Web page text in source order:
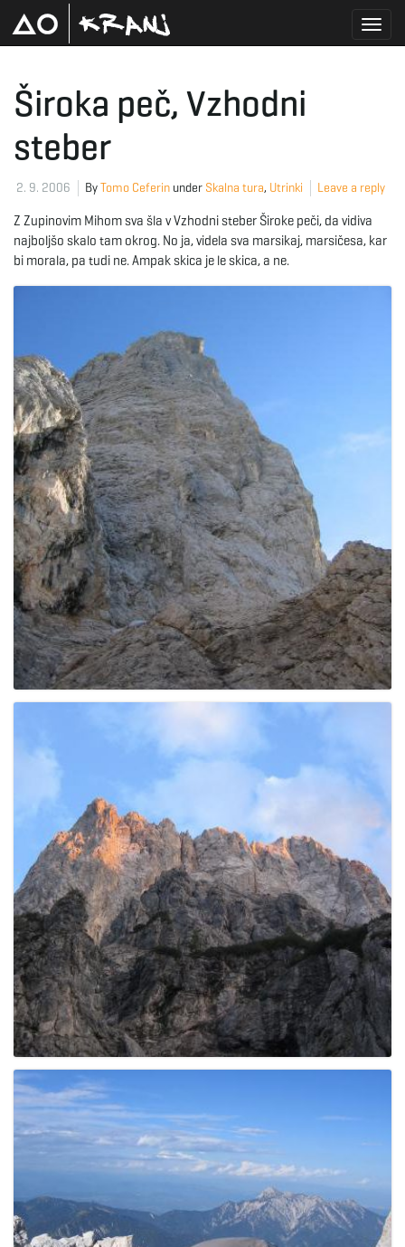
g
a
v
g
a
t
i
n
Široka peč, Vzhodni
steber
2. 9. 2006 ByTomo Ceferin under Skalna tura, Utrinki Leave a reply
Z Zupinovim Mihom sva šla v Vzhodni steber Široke peči, da vidiva
najboljšo skalo tam okrog. No ja, videla sva marsikaj, marsičesa, kar
bi morala, pa tudi ne. Ampak skica je le skica, a ne.